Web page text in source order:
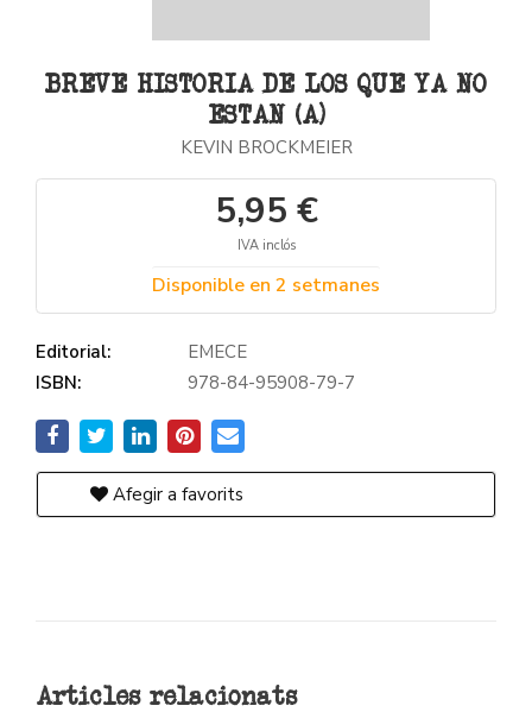
BREVE HISTORIA DE LOS QUE YA NO
ESTAN (A)
KEVIN BROCKMEIER
5,95 €
IVA inclós
Disponible en 2 setmanes
Editorial:
EMECE
ISBN:
978-84-95908-79-7
Afegir a favorits
Articles relacionats